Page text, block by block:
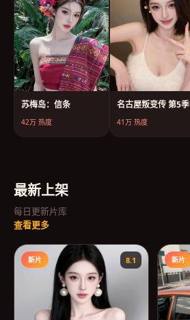
苏梅岛：信条
42万 热度
名古屋叛变传 第5季
41万 热度
最新上架
每日更新片库
查看更多
新片 8.1 新片